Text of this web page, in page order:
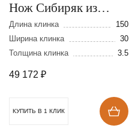
Нож Сибиряк из
мозаичной дамасской
стали
Длина клинка
150
Ширина клинка
30
Толщина клинка
3.5
49 172 ₽
КУПИТЬ В 1 КЛИК